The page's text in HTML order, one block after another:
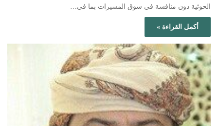
الحوثية دون منافسة في سوق المسيرات بما في…
أكمل القراءة »